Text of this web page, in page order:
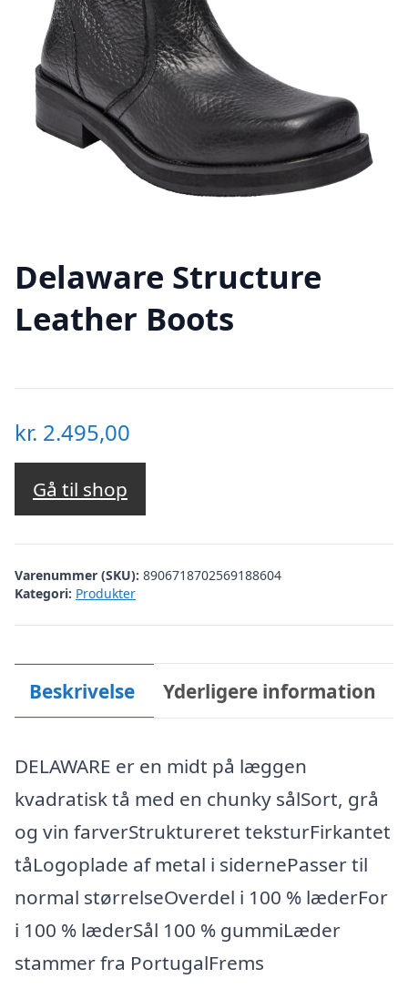
Delaware Structure
Leather Boots
kr. 2.495,00
Gå til shop
Varenummer (SKU): 8906718702569188604
Kategori: Produkter
Beskrivelse Yderligere information
DELAWARE er en midt på læggen
kvadratisk tå med en chunky sålSort, grå
og vin farverStruktureret teksturFirkantet
tåLogoplade af metal i sidernePasser til
normal størrelseOverdel i 100 % læderFor
i 100 % læderSål 100 % gummiLæder
stammer fra PortugalFrems